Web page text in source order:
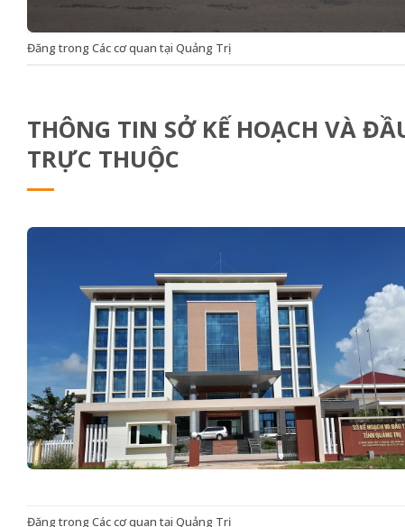
Đăng trongCác cơ quan tại Quảng Trị
THÔNG TIN SỞ KẾ HOẠCH VÀ
TRỰC THUỘC
Đăng trongCác cơ quan tại Quảng Trị